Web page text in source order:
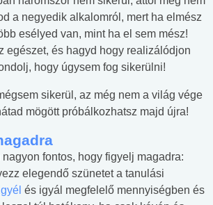
a negyedik alkalomról, mert ha elmész
esélyed van, mint ha el sem mész!
egészet, és hagyd hogy realizálódjon
hogy úgysem fog sikerülni!
sikerül, az még nem a világ vége
mögött próbálkozhatsz majd újra!
fontos, hogy figyelj magadra:
elegendő szünetet a tanulási
és igyál megfelelő mennyiségben és